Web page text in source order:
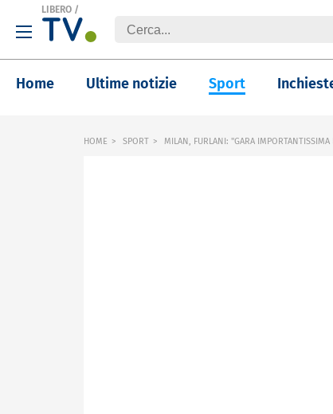
LIBERO /
Home Ultime notizie Sport
HOME SPORT MILAN, FURLANI: "GARA